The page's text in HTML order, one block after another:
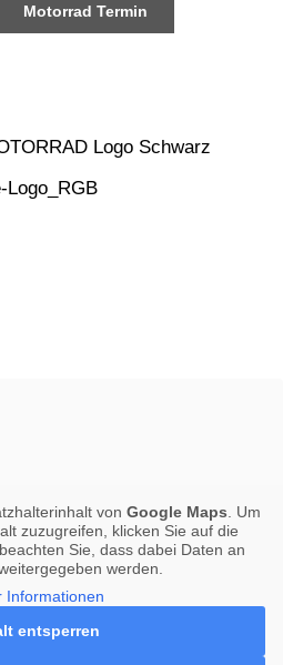
Motorrad Termin
von Google Maps. Um
zuzugreifen, klicken Sie auf die
Sie, dass dabei Daten an
werden.
Informationen
entsperren